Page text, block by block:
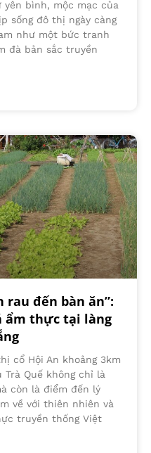
bình, mộc mạc của
sống đô thị ngày càng
như một bức tranh
đà bản sắc truyền
rau đến bàn ăn”:
ẩm thực tại làng
cổ Hội An khoảng 3km
Trà Quế không chỉ là
còn là điểm đến lý
về với thiên nhiên và
truyền thống Việt